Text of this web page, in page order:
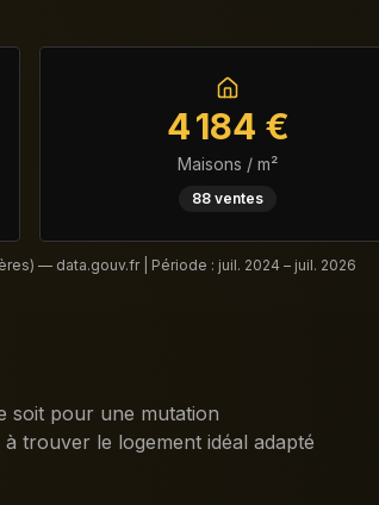
4 184 €
Maisons / m²
88 ventes
— data.gouv.fr | Période : juil. 2024 – juil. 2026
soit pour une mutation
trouver le logement idéal adapté